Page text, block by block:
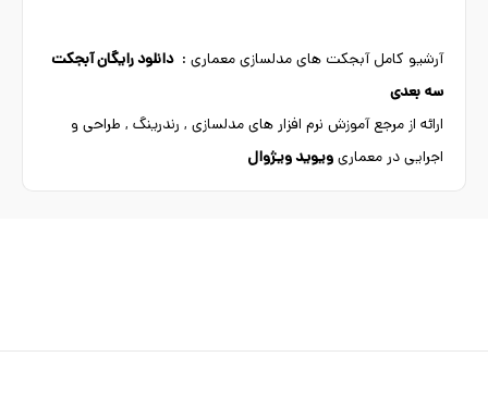
آرشیو کامل آبجکت های مدلسازی معماری :دانلود رایگان آبجکت
سه بعدی
ارائه از مرجع آموزش نرم افزار های مدلسازی , رندرینگ , طراحی و
اجرایی در معماریویوید ویژوال